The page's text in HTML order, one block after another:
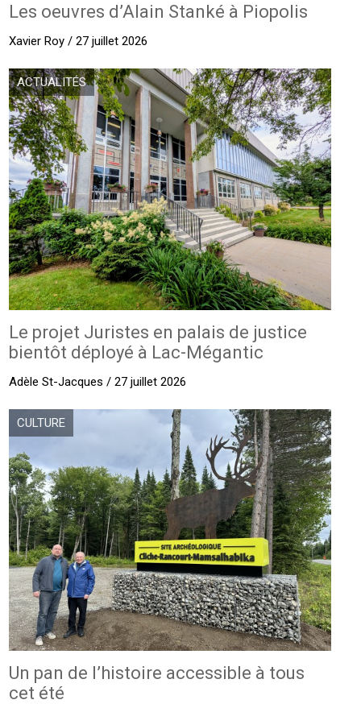
Les oeuvres d’Alain Stanké à Piopolis
Xavier Roy / 27 juillet 2026
ACTUALITÉS
Le projet Juristes en palais de justice
bientôt déployé à Lac-Mégantic
Adèle St-Jacques / 27 juillet 2026
CULTURE
Un pan de l’histoire accessible à tous
cet été